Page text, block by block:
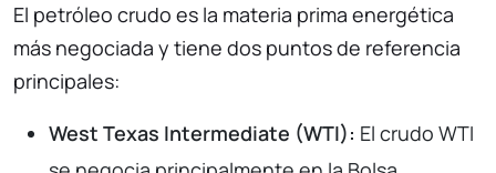
El petróleo crudo es la materia prima energética
más negociada y tiene dos puntos de referencia
principales:
West Texas Intermediate (WTI): El crudo WTI